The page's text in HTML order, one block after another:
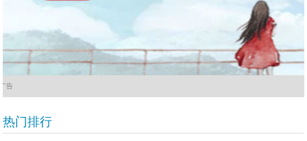
广告
热门排行